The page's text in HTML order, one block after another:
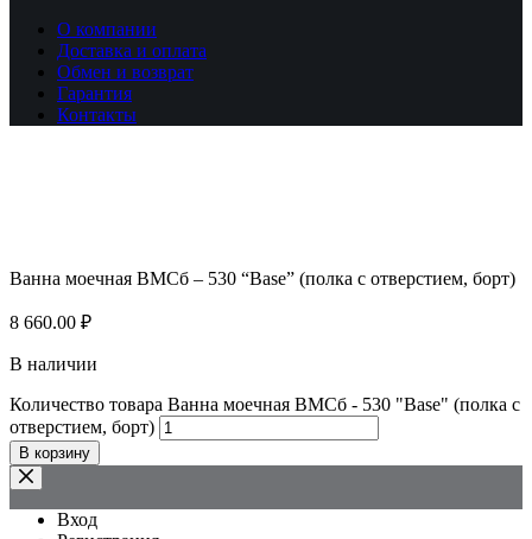
О компании
Доставка и оплата
Обмен и возврат
Гарантия
Контакты
Ванна моечная ВМСб – 530 “Base” (полка с отверстием, борт)
8 660.00 ₽
В наличии
Количество товара Ванна моечная ВМСб - 530 "Base" (полка с
отверстием, борт)
В корзину
Вход